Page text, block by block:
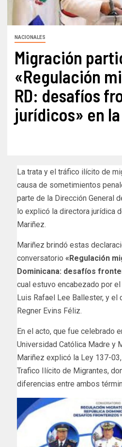
NACIONALES
Migración
«Regulación
RD: desafíos
jurídicos» en
La trata y el tráfico ilícito de
causa de sometimientos
parte de la Dirección General
lo explicó la directora jurídica
Mariñez.
Mariñez brindó estas
conversatorio «Regulación
Dominicana: desafíos
cual estuvo encabezado por
Luis Rafael Lee Ballester, y el
Regner Evins Féliz.
En el acto, que fue celebrado
Universidad Católica Madre y
Mariñez explicó la Ley 137-03,
Trafico Ilícito de Migrantes,
diferencias entre ambos